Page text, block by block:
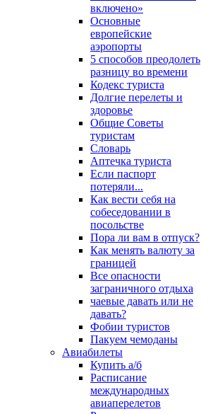
включено»
Основные
европейские
аэропорты
5 способов преодолеть
разницу во времени
Кодекс туриста
Долгие перелеты и
здоровье
Общие Советы
туристам
Словарь
Аптечка туриста
Если паспорт
потеряли...
Как вести себя на
собеседовании в
посольстве
Пора ли вам в отпуск?
Как менять валюту за
границей
Все опасности
заграничного отдыха
чаевые давать или не
давать?
Фобии туристов
Пакуем чемоданы
Авиабилеты
Купить а/б
Расписание
международных
авиаперелетов